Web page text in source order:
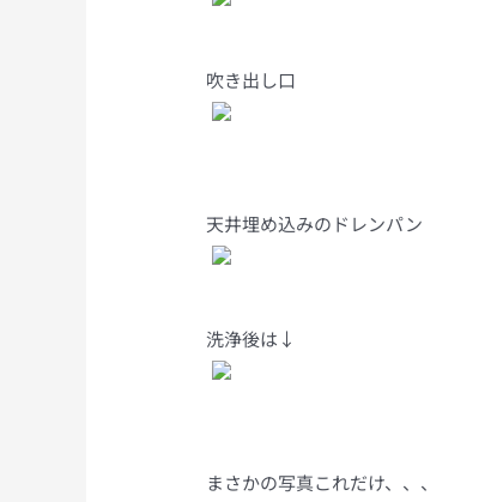
吹き出し口
天井埋め込みのドレンパン
洗浄後は↓
まさかの写真これだけ、、、